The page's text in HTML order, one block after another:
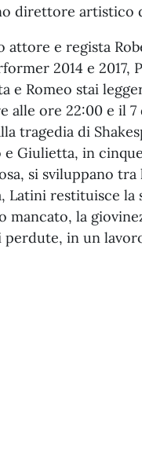
direttore artistico
attore e regista
2014 e 2017,
e Romeo stai
alle ore 22:00 e il
tragedia di
e Giulietta, in
si sviluppano tra
Latini restituisce la
mancato, la
perdute, in un